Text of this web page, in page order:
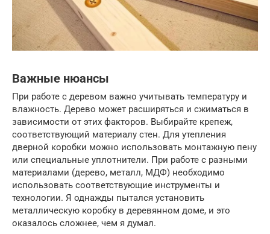
Важные нюансы
При работе с деревом важно учитывать температуру и
влажность. Дерево может расширяться и сжиматься в
зависимости от этих факторов. Выбирайте крепеж,
соответствующий материалу стен. Для утепления
дверной коробки можно использовать монтажную пену
или специальные уплотнители. При работе с разными
материалами (дерево, металл, МДФ) необходимо
использовать соответствующие инструменты и
технологии. Я однажды пытался установить
металлическую коробку в деревянном доме, и это
оказалось сложнее, чем я думал.